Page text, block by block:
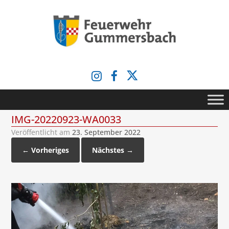
IMG-20220923-WA0033
Veröffentlicht am 23. September 2022
← Vorheriges
Nächstes →